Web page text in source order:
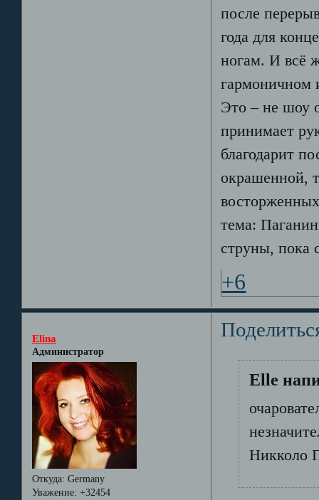
после
года для
ногам. И всё
гармоничном
Это – не шоу
принимает
благодарит
окрашенной,
тема:
струны, пока
+6
Elina
Администратор
Откуда: Germany
Уважение: +32454
Elle
Никколо